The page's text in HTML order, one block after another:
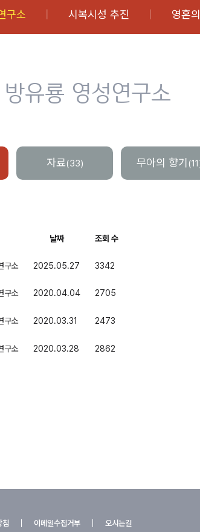
구소 시복시성 추진 영혼
유룡 영성연구소
자료(33) 무아의 향기
날짜 조회 수
구소 2025.05.27 3342
구소 2020.04.04 2705
구소 2020.03.31 2473
구소 2020.03.28 2862
침 이메일수집거부 오시는길